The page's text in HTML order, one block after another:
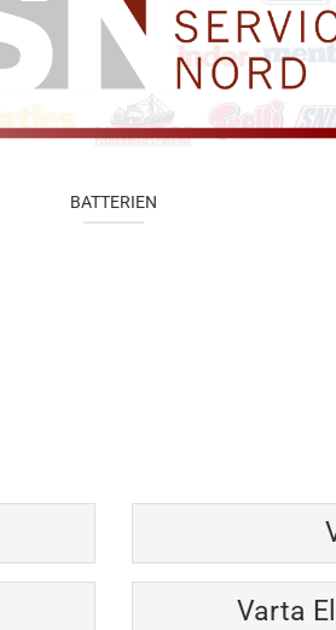
Passwort
BATTERIEN
Varta